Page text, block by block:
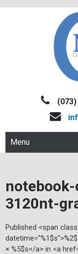
NEWCOM
Menu
3120nt-
Published <span
× %5$s</a> in <a